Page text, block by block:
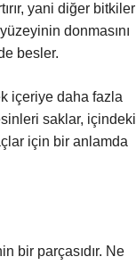
yani diğer bitkiler
donmasını
besler.
içeriye daha fazla
saklar, içindeki
için bir anlamda
bir parçasıdır. Ne